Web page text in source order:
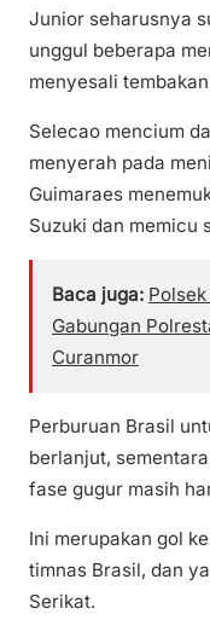
Junior seharusnya
unggul beberapa
menyesali
Selecao mencium
menyerah pada
Guimaraes
Suzuki dan memicu
Baca juga:
Gabungan
Curanmor
Perburuan Brasil
berlanjut,
fase gugur masih
Ini merupakan gol
timnas Brasil, dan
Serikat.